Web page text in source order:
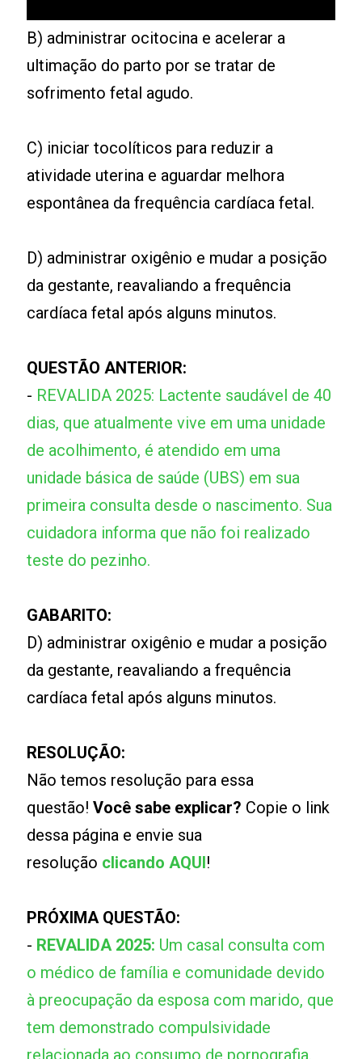
B) administrar ocitocina e acelerar a
ultimação do parto por se tratar de
sofrimento fetal agudo.
C) iniciar tocolíticos para reduzir a
atividade uterina e aguardar melhora
espontânea da frequência cardíaca fetal.
D) administrar oxigênio e mudar a posição
da gestante, reavaliando a frequência
cardíaca fetal após alguns minutos.
QUESTÃO ANTERIOR:
- REVALIDA 2025: Lactente saudável de 40
dias, que atualmente vive em uma unidade
de acolhimento, é atendido em uma
unidade básica de saúde (UBS) em sua
primeira consulta desde o nascimento. Sua
cuidadora informa que não foi realizado
teste do pezinho.
GABARITO:
D) administrar oxigênio e mudar a posição
da gestante, reavaliando a frequência
cardíaca fetal após alguns minutos.
RESOLUÇÃO:
Não temos resolução para essa
questão!Você sabe explicar? Copie o link
dessa página e envie sua
resolução clicando AQUI!
PRÓXIMA QUESTÃO:
- REVALIDA 2025: Um casal consulta com
o médico de família e comunidade devido
à preocupação da esposa com marido, que
tem demonstrado compulsividade